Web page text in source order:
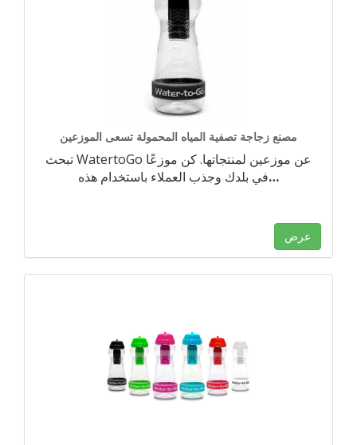
مصنع زجاجة تصفية المياه المحمولة تسعى الموزعين
تبحث WatertoGo عن موزعين لمنتجاتها. كن موزعًا
في بلدك وجذب العملاء باستخدام هذه…
عرض